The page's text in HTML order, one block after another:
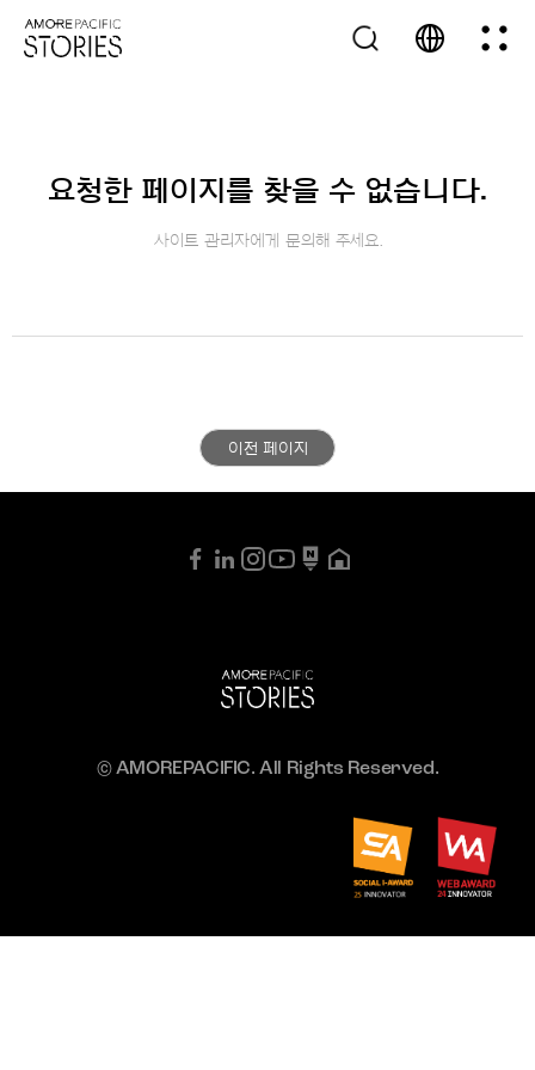
요청한 페이지를 찾을 수 없습니다.
사이트 관리자에게 문의해 주세요.
이전 페이지
© AMOREPACIFIC. All Rights Reserved.